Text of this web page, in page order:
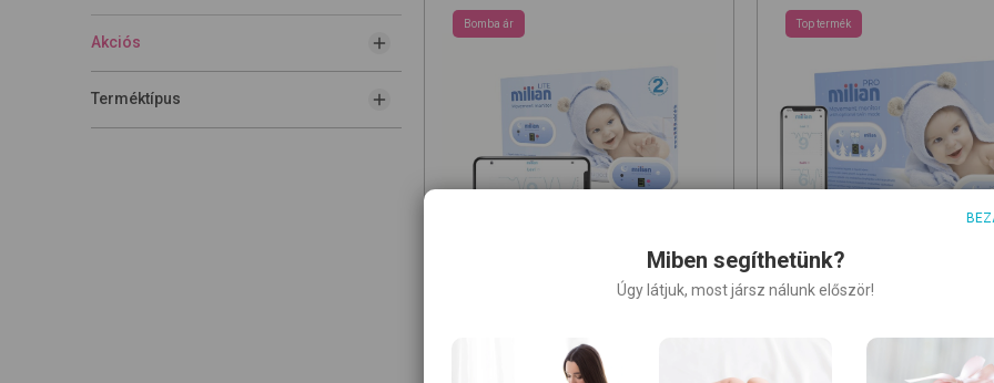
Akciós
Terméktípus
Bomba ár
Monitor with 2 sensory
Top termék
MILIAN
légzésfigyelő
Miben segíthetünk?
Úgy látjuk, most jársz nálunk először!